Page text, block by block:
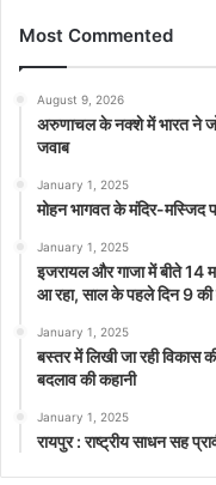
Most Commented
August 9, 2026
अरुणाचल के नक्शे में भारत ने
जवाब
January 1, 2025
मोहन भागवत के मंदिर-मस्जिद
January 1, 2025
इजरायल और गाजा में बीते 14
आ रहा, साल के पहले दिन 9 की
January 1, 2025
बस्तर में लिखी जा रही
बदलाव की कहानी
January 1, 2025
रायपुर : राष्ट्रीय साधन सह